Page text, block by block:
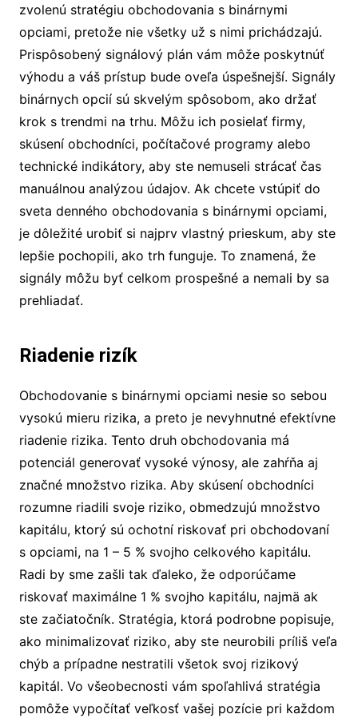
zvolenú stratégiu obchodovania s binárnymi
opciami, pretože nie všetky už s nimi prichádzajú.
Prispôsobený signálový plán vám môže poskytnúť
výhodu a váš prístup bude oveľa úspešnejší. Signály
binárnych opcií sú skvelým spôsobom, ako držať
krok s trendmi na trhu. Môžu ich posielať firmy,
skúsení obchodníci, počítačové programy alebo
technické indikátory, aby ste nemuseli strácať čas
manuálnou analýzou údajov. Ak chcete vstúpiť do
sveta denného obchodovania s binárnymi opciami,
je dôležité urobiť si najprv vlastný prieskum, aby ste
lepšie pochopili, ako trh funguje. To znamená, že
signály môžu byť celkom prospešné a nemali by sa
prehliadať.
Riadenie rizík
Obchodovanie s binárnymi opciami nesie so sebou
vysokú mieru rizika, a preto je nevyhnutné efektívne
riadenie rizika. Tento druh obchodovania má
potenciál generovať vysoké výnosy, ale zahŕňa aj
značné množstvo rizika. Aby skúsení obchodníci
rozumne riadili svoje riziko, obmedzujú množstvo
kapitálu, ktorý sú ochotní riskovať pri obchodovaní
s opciami, na 1 – 5 % svojho celkového kapitálu.
Radi by sme zašli tak ďaleko, že odporúčame
riskovať maximálne 1 % svojho kapitálu, najmä ak
ste začiatočník. Stratégia, ktorá podrobne popisuje,
ako minimalizovať riziko, aby ste neurobili príliš veľa
chýb a prípadne nestratili všetok svoj rizikový
kapitál. Vo všeobecnosti vám spoľahlivá stratégia
pomôže vypočítať veľkosť vašej pozície pri každom